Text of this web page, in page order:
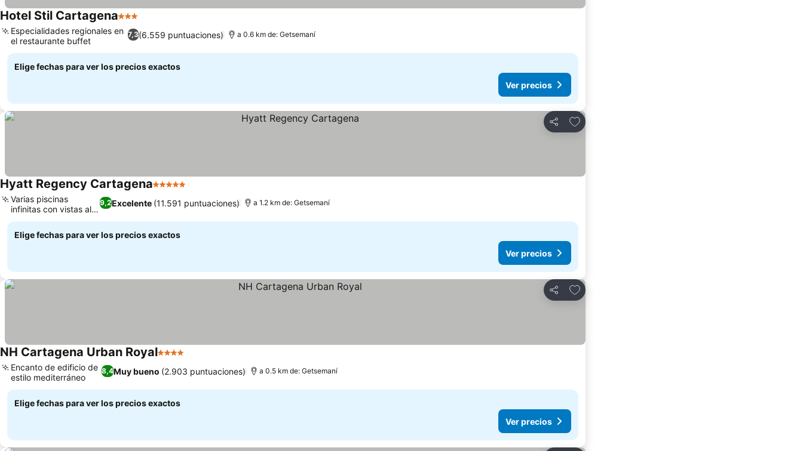
Hotel Stil Cartagena3 Estrellas
7,3(6.559 puntuaciones)
Especialidades regionales en
el restaurante buffet
a 0.6 km de: Getsemaní
Elige fechas para ver los precios exactos
Ver precios
Compartir
Agregar a favoritos
Hyatt Regency Cartagena5 Estrellas
9,2Excelente (11.591 puntuaciones)
Varias piscinas
infinitas con vistas al
mar
a 1.2 km de: Getsemaní
Elige fechas para ver los precios exactos
Ver precios
Compartir
Agregar a favoritos
NH Cartagena Urban Royal4 Estrellas
8,4Muy bueno (2.903 puntuaciones)
Encanto de edificio de
estilo mediterráneo
a 0.5 km de: Getsemaní
Elige fechas para ver los precios exactos
Ver precios